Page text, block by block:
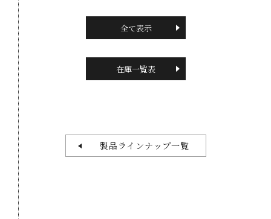
全て表示
在庫一覧表
製品ラインナップ一覧